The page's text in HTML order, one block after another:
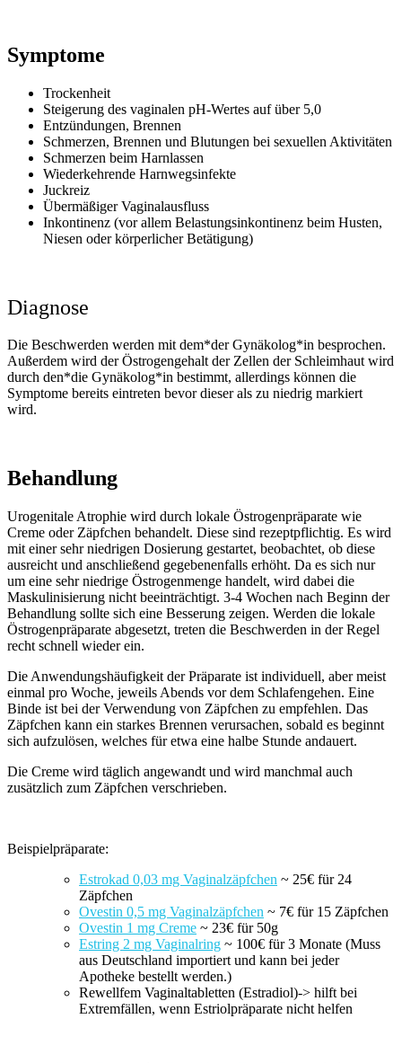
Symptome
Trockenheit
Steigerung des vaginalen pH-Wertes auf über 5,0
Entzündungen, Brennen
Schmerzen, Brennen und Blutungen bei sexuellen Aktivitäten
Schmerzen beim Harnlassen
Wiederkehrende Harnwegsinfekte
Juckreiz
Übermäßiger Vaginalausfluss
Inkontinenz (vor allem Belastungsinkontinenz beim Husten,
Niesen oder körperlicher Betätigung)
Diagnose
Die Beschwerden werden mit dem*der Gynäkolog*in besprochen.
Außerdem wird der Östrogengehalt der Zellen der Schleimhaut wird
durch den*die Gynäkolog*in bestimmt, allerdings können die
Symptome bereits eintreten bevor dieser als zu niedrig markiert
wird.
Behandlung
Urogenitale Atrophie wird durch lokale Östrogenpräparate wie
Creme oder Zäpfchen behandelt. Diese sind rezeptpflichtig. Es wird
mit einer sehr niedrigen Dosierung gestartet, beobachtet, ob diese
ausreicht und anschließend gegebenenfalls erhöht. Da es sich nur
um eine sehr niedrige Östrogenmenge handelt, wird dabei die
Maskulinisierung nicht beeinträchtigt. 3-4 Wochen nach Beginn der
Behandlung sollte sich eine Besserung zeigen. Werden die lokale
Östrogenpräparate abgesetzt, treten die Beschwerden in der Regel
recht schnell wieder ein.
Die Anwendungshäufigkeit der Präparate ist individuell, aber meist
einmal pro Woche, jeweils Abends vor dem Schlafengehen. Eine
Binde ist bei der Verwendung von Zäpfchen zu empfehlen. Das
Zäpfchen kann ein starkes Brennen verursachen, sobald es beginnt
sich aufzulösen, welches für etwa eine halbe Stunde andauert.
Die Creme wird täglich angewandt und wird manchmal auch
zusätzlich zum Zäpfchen verschrieben.
Beispielpräparate:
Estrokad 0,03 mg Vaginalzäpfchen ~ 25€ für 24
Zäpfchen
Ovestin 0,5 mg Vaginalzäpfchen ~ 7€ für 15 Zäpfchen
Ovestin 1 mg Creme ~ 23€ für 50g
Estring 2 mg Vaginalring ~ 100€ für 3 Monate (Muss
aus Deutschland importiert und kann bei jeder
Apotheke bestellt werden.)
Rewellfem Vaginaltabletten (Estradiol)-> hilft bei
Extremfällen, wenn Estriolpräparate nicht helfen